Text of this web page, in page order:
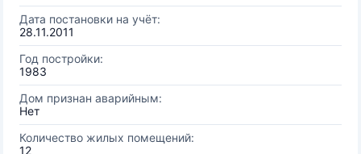
Дата постановки на учёт:
28.11.2011
Год постройки:
1983
Дом признан аварийным:
Нет
Количество жилых помещений:
12